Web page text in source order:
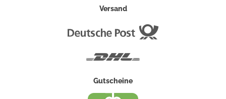
Versand
Gutscheine